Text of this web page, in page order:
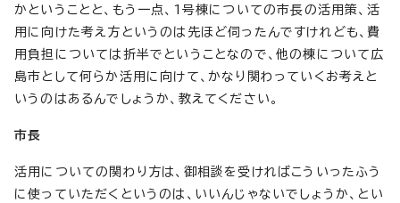
かということと、もう一点、1号棟についての市長の活用策、活
用に向けた考え方というのは先ほど伺ったんですけれども、費
用負担については折半でということなので、他の棟について広
島市として何らか活用に向けて、かなり関わっていくお考えと
いうのはあるんでしょうか、教えてください。
市長
活用についての関わり方は、御相談を受ければこういったふう
に使っていただくというのは、いいんじゃないでしょうか、とい